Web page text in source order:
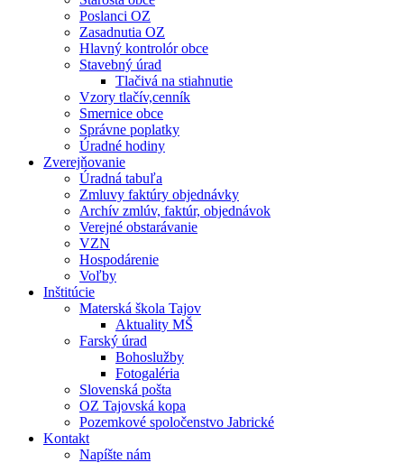
Poslanci OZ
Zasadnutia OZ
Hlavný kontrolór obce
Stavebný úrad
Tlačivá na stiahnutie
Vzory tlačív,cenník
Smernice obce
Správne poplatky
Úradné hodiny
Zverejňovanie
Úradná tabuľa
Zmluvy faktúry objednávky
Archív zmlúv, faktúr, objednávok
Verejné obstarávanie
VZN
Hospodárenie
Voľby
Inštitúcie
Materská škola Tajov
Aktuality MŠ
Farský úrad
Bohoslužby
Fotogaléria
Slovenská pošta
OZ Tajovská kopa
Pozemkové spoločenstvo Jabrické
Kontakt
Napíšte nám